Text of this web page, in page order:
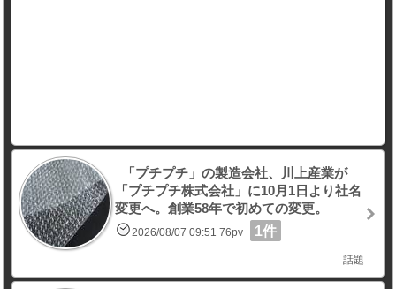
「プチプチ」の製造会社、川上産業が
「プチプチ株式会社」に10月1日より社名
変更へ。創業58年で初めての変更。
2026/08/07 09:51 76pv 1件
話題